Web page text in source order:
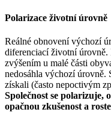
Polarizace životní úrovně
Reálné obnovení výchozí
diferenciací životní
zvýšením u malé části
nedosáhla výchozí úrovně.
získali (často nepoctivým
Společnost se polarizuje,
opačnou zkušenost a